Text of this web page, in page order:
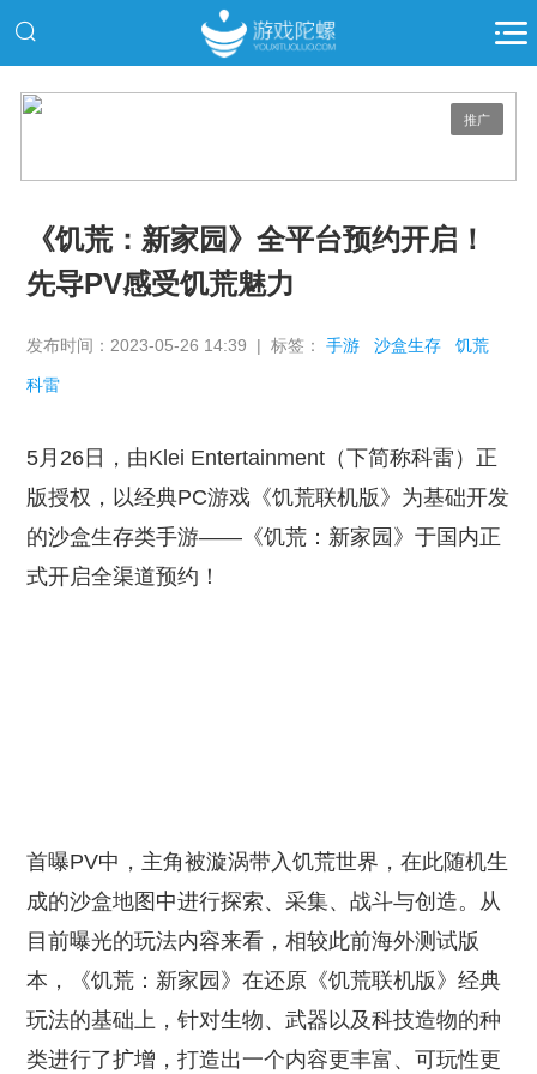
推广
《饥荒：新家园》全平台预约开启！
先导PV感受饥荒魅力
发布时间：2023-05-26 14:39 | 标签：手游 沙盒生存 饥荒
科雷
5月26日，由Klei Entertainment（下简称科雷）正
版授权，以经典PC游戏《饥荒联机版》为基础开发
的沙盒生存类手游——《饥荒：新家园》于国内正
式开启全渠道预约！
首曝PV中，主角被漩涡带入饥荒世界，在此随机生
成的沙盒地图中进行探索、采集、战斗与创造。从
目前曝光的玩法内容来看，相较此前海外测试版
本，《饥荒：新家园》在还原《饥荒联机版》经典
玩法的基础上，针对生物、武器以及科技造物的种
类进行了扩增，打造出一个内容更丰富、可玩性更